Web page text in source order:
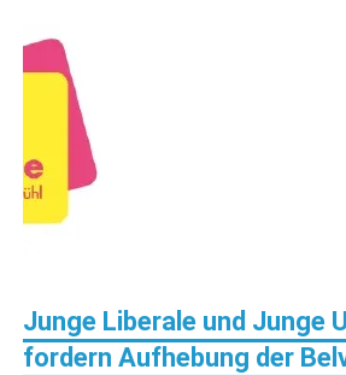
Junge Liberale und Junge
fordern Aufhebung der